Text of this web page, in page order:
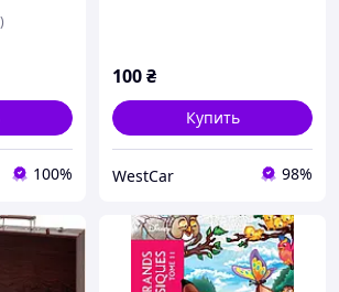
100%
100₴
Купить
WestCar 98%